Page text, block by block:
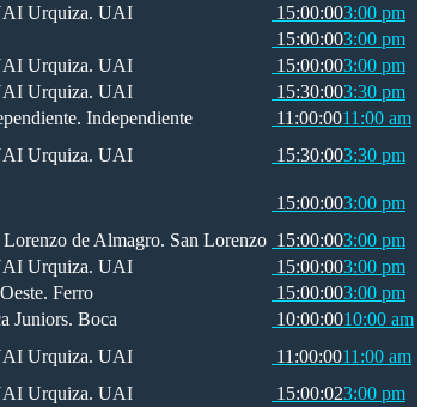
UAI 15:00:003:00 pm
15:00:003:00 pm
UAI 15:00:003:00 pm
UAI 15:30:003:30 pm
Independiente 11:00:0011:00 am
UAI 15:30:003:30 pm
15:00:003:00 pm
San Lorenzo 15:00:003:00 pm
UAI 15:00:003:00 pm
Ferro 15:00:003:00 pm
Boca 10:00:0010:00 am
UAI 11:00:0011:00 am
UAI 15:00:023:00 pm